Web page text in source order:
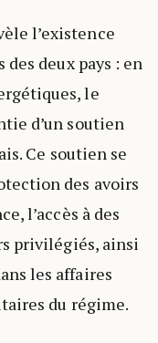
l’existence
deux pays : en
le
d’un soutien
Ce soutien se
des avoirs
l’accès à des
privilégiés, ainsi
les affaires
du régime.